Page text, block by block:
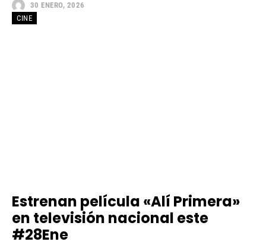
30 ENERO, 2026
CINE
Estrenan película «Alí Primera»
en televisión nacional este
#28Ene